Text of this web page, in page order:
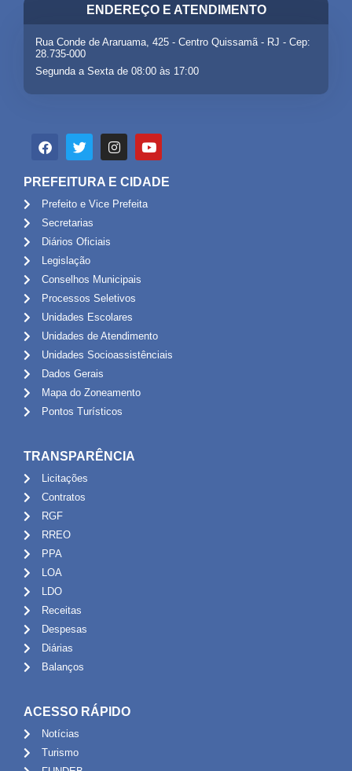
ENDEREÇO E ATENDIMENTO
Rua Conde de Araruama, 425 - Centro Quissamã - RJ - Cep:
28.735-000
Segunda a Sexta de 08:00 às 17:00
PREFEITURA E CIDADE
Prefeito e Vice Prefeita
Secretarias
Diários Oficiais
Legislação
Conselhos Municipais
Processos Seletivos
Unidades Escolares
Unidades de Atendimento
Unidades Socioassistênciais
Dados Gerais
Mapa do Zoneamento
Pontos Turísticos
TRANSPARÊNCIA
Licitações
Contratos
RGF
RREO
PPA
LOA
LDO
Receitas
Despesas
Diárias
Balanços
ACESSO RÁPIDO
Notícias
Turismo